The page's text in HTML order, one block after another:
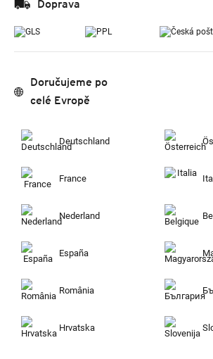
Doprava
Doručujeme po
celé Evropě
Deutschland
France
Nederland
España
România
Hrvatska